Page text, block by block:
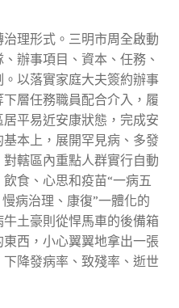
理形式。三明市周全啟動
辦事項目、資本、任務、
以落實家庭大夫簽約辦事
層任務職員配合介入，履
平易近安康狀態，完成安
本上，展開罕見病、多發
轄區內重點人群實行自動
食、心思和疫苗“一病五
病治理、康復”一體化的
土豪則從悍馬車的後備箱
西，小心翼翼地拿出一張
降發病率、致殘率、逝世